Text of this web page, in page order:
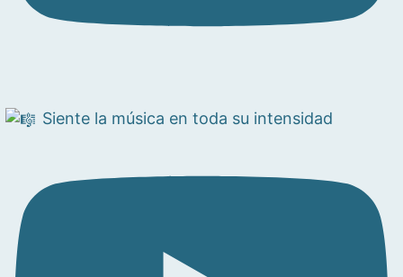
Siente la música en toda su intensidad